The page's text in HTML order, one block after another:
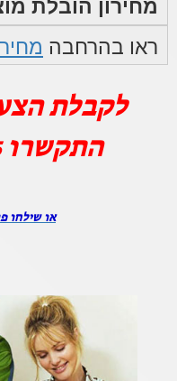
ראו בהרחבה
לקבלת
התקשרו
או שילחו